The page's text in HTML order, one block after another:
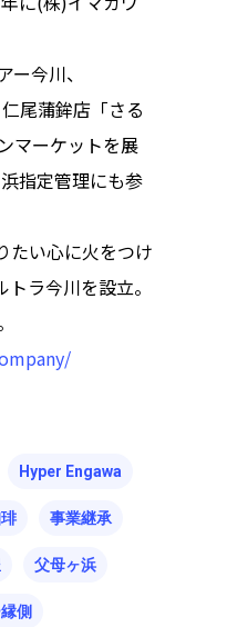
今川、
尾蒲鉾店「さる
マーケットを展
指定管理にも参
たい心に火をつけ
ラ今川を設立。
Hyper Engawa
事業継承
父母ヶ浜
側